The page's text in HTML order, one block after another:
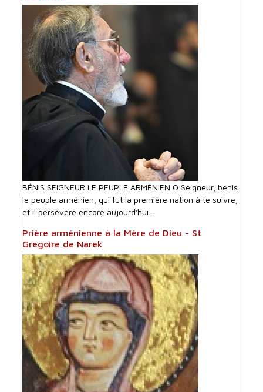
BÉNIS SEIGNEUR LE PEUPLE ARMÉNIEN O Seigneur, bénis
le peuple arménien, qui fut la première nation à te suivre,
et il persévère encore aujourd'hui...
Prière arménienne à la Mère de Dieu - St
Grégoire de Narek